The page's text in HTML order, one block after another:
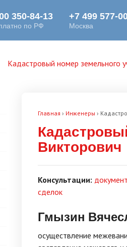
Кадастровый номер земельного
Главная › Инженеры ›
Викторович
Консультации:
сделок
Гмызин
осуществление